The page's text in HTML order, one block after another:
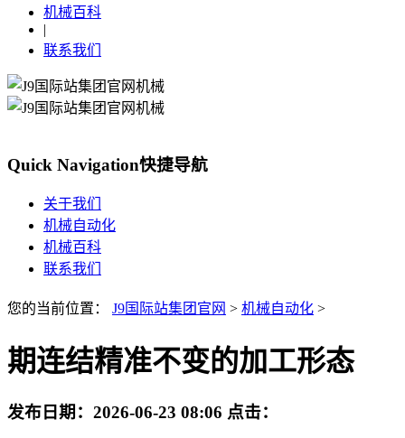
机械百科
|
联系我们
Quick Navigation快捷导航
关于我们
机械自动化
机械百科
联系我们
您的当前位置： J9国际站集团官网 > 机械自动化 >
期连结精准不变的加工形态
发布日期： 2026-06-23 08:06 点击：